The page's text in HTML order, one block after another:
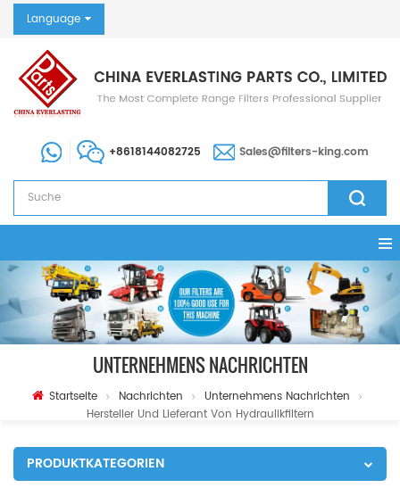
Language
+8618144082725 Sales@filters-king.com
UNTERNEHMENS NACHRICHTEN
Startseite Nachrichten
Unternehmens Nachrichten
Hersteller Und Lieferant Von Hydraulikfiltern
PRODUKTKATEGORIEN